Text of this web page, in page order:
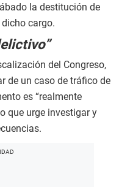
la destitución de
dicho cargo.
del Congreso,
de un caso de tráfico de
es “realmente
que urge investigar y